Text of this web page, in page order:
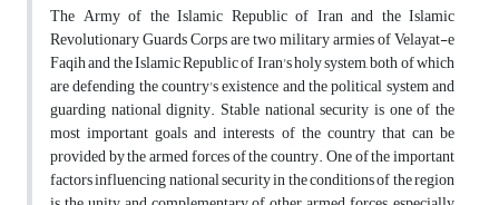
The Army of the Islamic Republic of Iran and the Islamic
Revolutionary Guards Corps are two military armies of Velayat-e
Faqih and the Islamic Republic of Iran's holy system, both of which
are defending the country's existence and the political system and
guarding national dignity. Stable national security is one of the
most important goals and interests of the country that can be
provided by the armed forces of the country. One of the important
factors influencing national security in the conditions of the region